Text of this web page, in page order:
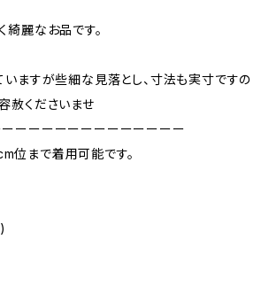
綺麗なお品です。
ますが些細な見落とし、寸法も実寸ですの
赦くださいませ
ーーーーーーーーーーーーー
位まで着用可能です。